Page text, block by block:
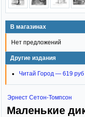
В магазинах
Нет предложений
Другие издания
Читай Город — 619 руб
Эрнест Сетон-Томпсон
Маленькие